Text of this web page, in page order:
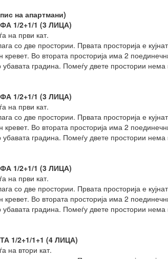
на апартмани)
1/2+1/1 (3 ЛИЦА)
на први кат.
со две простории. Првата просторија е
Во втората просторија има 2
убавата градина. Помеѓу двете простории
1/2+1/1 (3 ЛИЦА)
на први кат.
со две простории. Првата просторија е
Во втората просторија има 2
убавата градина. Помеѓу двете простории
1/2+1/1 (3 ЛИЦА)
на први кат.
со две простории. Првата просторија е
Во втората просторија има 2
убавата градина. Помеѓу двете простории
1/2+1/1+1 (4 ЛИЦА)
на втори кат.